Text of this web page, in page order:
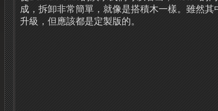
成，拆卸非常簡單，就像是搭積木一樣。雖然
升級，但應該都是定製版的。